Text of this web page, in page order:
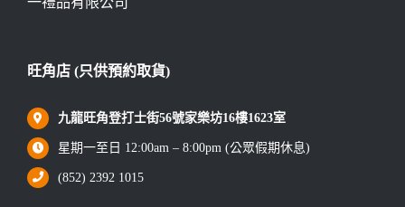
旺角店 (只供預約取貨)
九龍旺角登打士街56號家樂坊16樓1623室
星期一至日 12:00am – 8:00pm (公眾假期休息)
(852) 2392 1015